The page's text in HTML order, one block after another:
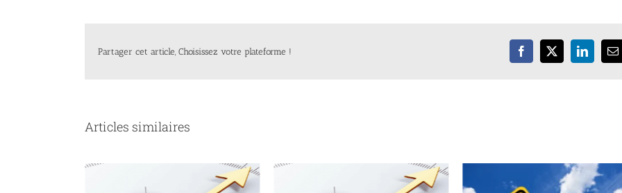
Partager cet article, Choisissez votre plateforme ! Facebook
X LinkedIn
Articles similaires